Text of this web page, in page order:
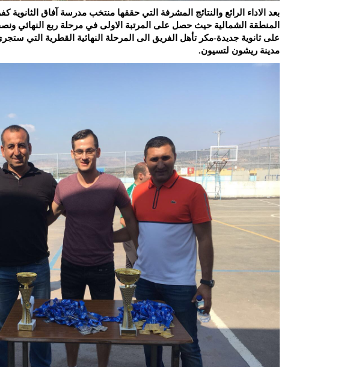
بعد الاداء الرائع والنتائج المشرفة التي حققها منتخب مدرسة آفاق
مدينة ريشون لتسيون.